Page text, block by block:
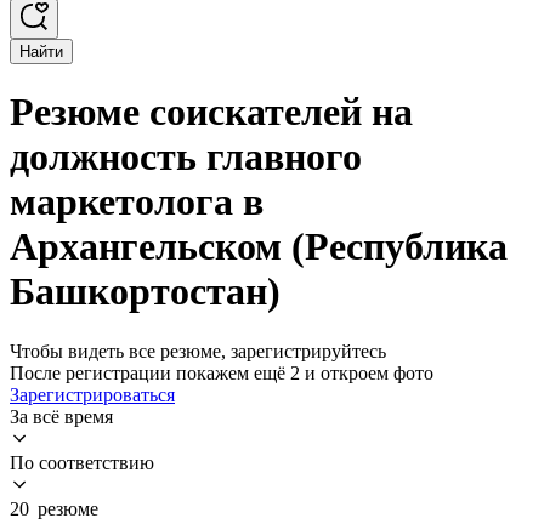
Найти
Резюме соискателей на
должность главного
маркетолога в
Архангельском (Республика
Башкортостан)
Чтобы видеть все резюме, зарегистрируйтесь
После регистрации покажем ещё 2 и откроем фото
Зарегистрироваться
За всё время
По соответствию
20 резюме